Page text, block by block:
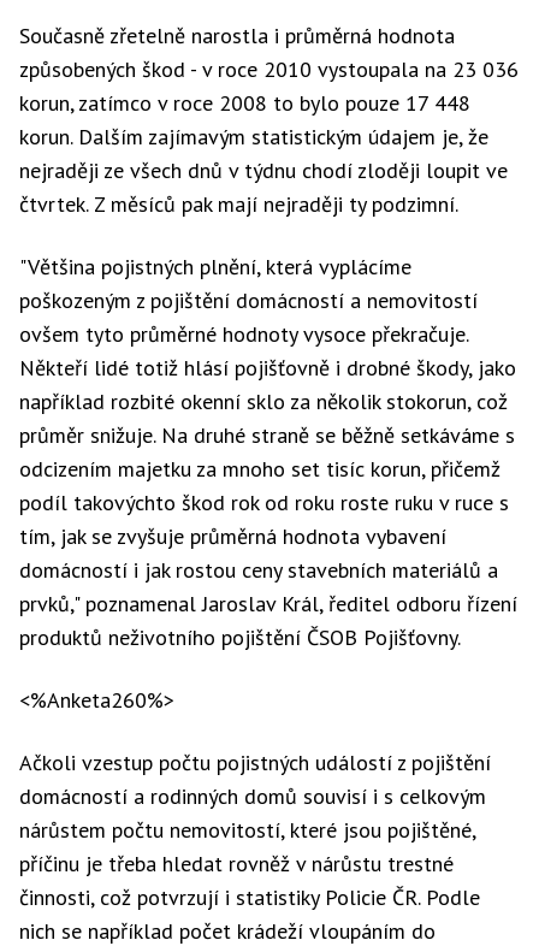
Současně zřetelně narostla i průměrná hodnota
způsobených škod - v roce 2010 vystoupala na 23 036
korun, zatímco v roce 2008 to bylo pouze 17 448
korun. Dalším zajímavým statistickým údajem je, že
nejraději ze všech dnů v týdnu chodí zloději loupit ve
čtvrtek. Z měsíců pak mají nejraději ty podzimní.
"Většina pojistných plnění, která vyplácíme
poškozeným z pojištění domácností a nemovitostí
ovšem tyto průměrné hodnoty vysoce překračuje.
Někteří lidé totiž hlásí pojišťovně i drobné škody, jako
například rozbité okenní sklo za několik stokorun, což
průměr snižuje. Na druhé straně se běžně setkáváme s
odcizením majetku za mnoho set tisíc korun, přičemž
podíl takovýchto škod rok od roku roste ruku v ruce s
tím, jak se zvyšuje průměrná hodnota vybavení
domácností i jak rostou ceny stavebních materiálů a
prvků," poznamenal Jaroslav Král, ředitel odboru řízení
produktů neživotního pojištění ČSOB Pojišťovny.
<%Anketa260%>
Ačkoli vzestup počtu pojistných událostí z pojištění
domácností a rodinných domů souvisí i s celkovým
nárůstem počtu nemovitostí, které jsou pojištěné,
příčinu je třeba hledat rovněž v nárůstu trestné
činnosti, což potvrzují i statistiky Policie ČR. Podle
nich se například počet krádeží vloupáním do